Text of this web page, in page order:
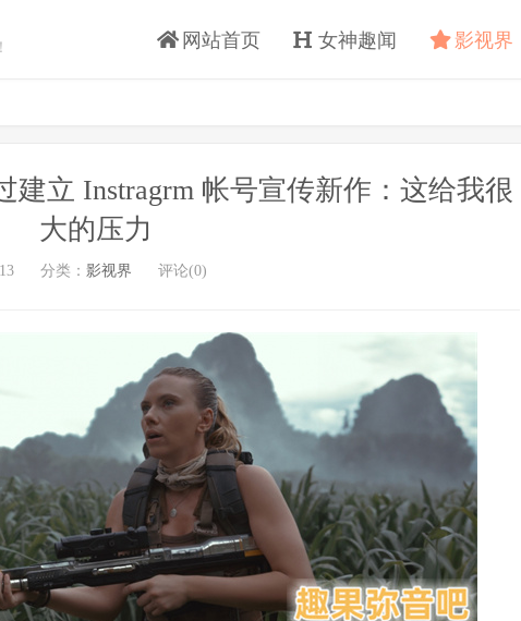
网站首页 女神趣闻 影视界
建立 Instragrm 帐号宣传新作：这给我很
大的压力
分类： 影视界 评论(0)